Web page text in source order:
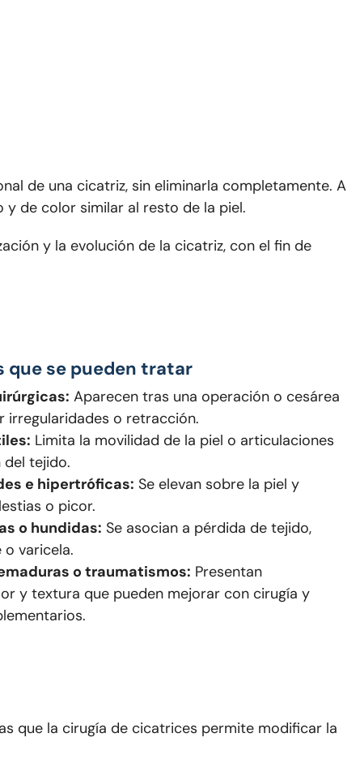
de una cicatriz, sin eliminarla completamente. A
de color similar al resto de la piel.
y la evolución de la cicatriz, con el fin de
que se pueden tratar
Aparecen tras una operación o cesárea
irregularidades o retracción.
Limita la movilidad de la piel o articulaciones
del tejido.
e hipertróficas: Se elevan sobre la piel y
o picor.
o hundidas: Se asocian a pérdida de tejido,
varicela.
o traumatismos: Presentan
y textura que pueden mejorar con cirugía y
que la cirugía de cicatrices permite modificar la